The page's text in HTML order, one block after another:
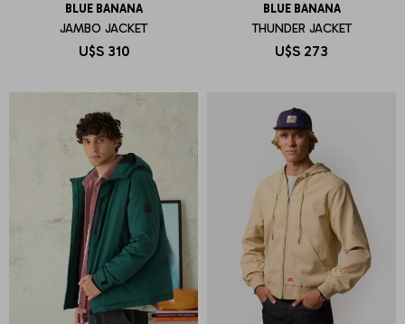
BLUE BANANA
JAMBO JACKET
U$S 310
BLUE BANANA
THUNDER JACKET
U$S 273